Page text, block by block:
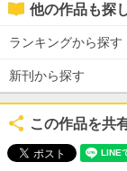
他の作品も探
ランキングから探す
新刊から探す
この作品を共